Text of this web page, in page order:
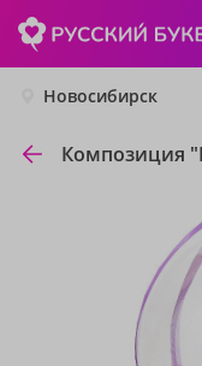
Новосибирск
Композиция